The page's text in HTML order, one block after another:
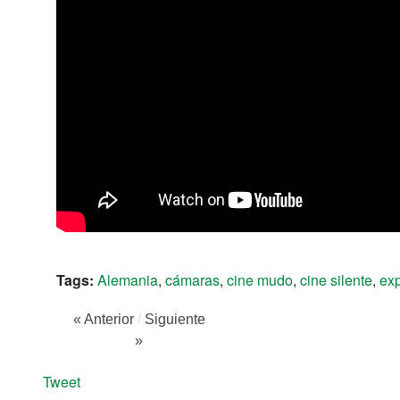
Tags: Alemania, cámaras, cine mudo, cine silente,
« Anterior / Siguiente
»
Tweet